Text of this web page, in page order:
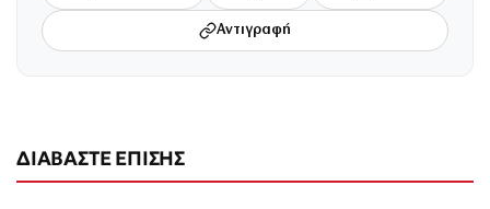
Αντιγραφή
ΔΙΑΒΑΣΤΕ ΕΠΙΣΗΣ